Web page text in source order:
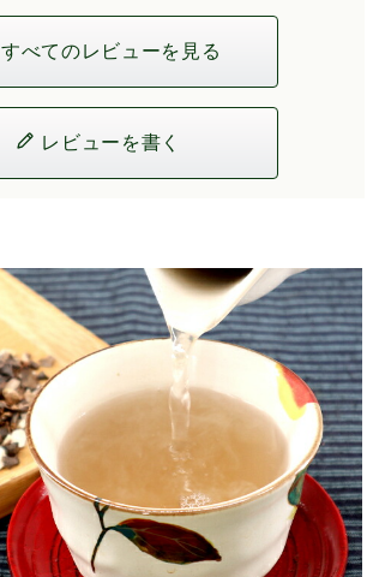
すべてのレビューを見る
レビューを書く